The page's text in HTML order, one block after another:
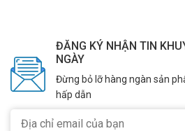
ĐĂNG KÝ NHẬN TIN
NGÀY
Đừng bỏ lỡ hàng ngàn sản
hấp dẫn